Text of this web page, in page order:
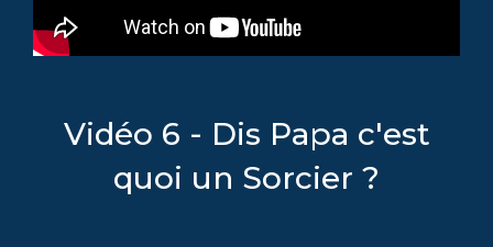
Vidéo 6 - Dis Papa c'est
quoi un Sorcier ?